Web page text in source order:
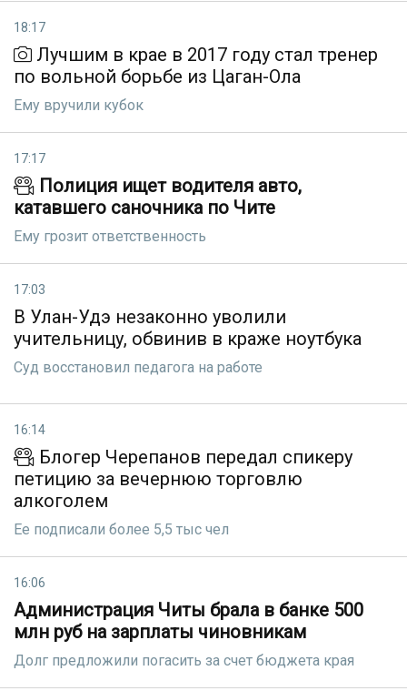
18:17
Лучшим в крае в 2017 году стал тренер
по вольной борьбе из Цаган-Ола
Ему вручили кубок
17:17
Полиция ищет водителя авто,
катавшего саночника по Чите
Ему грозит ответственность
17:03
В Улан-Удэ незаконно уволили
учительницу, обвинив в краже ноутбука
Суд восстановил педагога на работе
16:14
Блогер Черепанов передал спикеру
петицию за вечернюю торговлю
алкоголем
Ее подписали более 5,5 тыс чел
16:06
Администрация Читы брала в банке 500
млн руб на зарплаты чиновникам
Долг предложили погасить за счет бюджета края